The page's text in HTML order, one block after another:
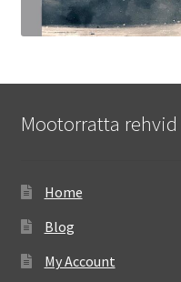
Mootorratta rehvid
Home
Blog
My Account